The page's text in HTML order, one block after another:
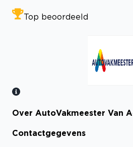
Top beoordeeld
Bekijk certificaat
Over AutoVakmeester Van
Contactgegevens